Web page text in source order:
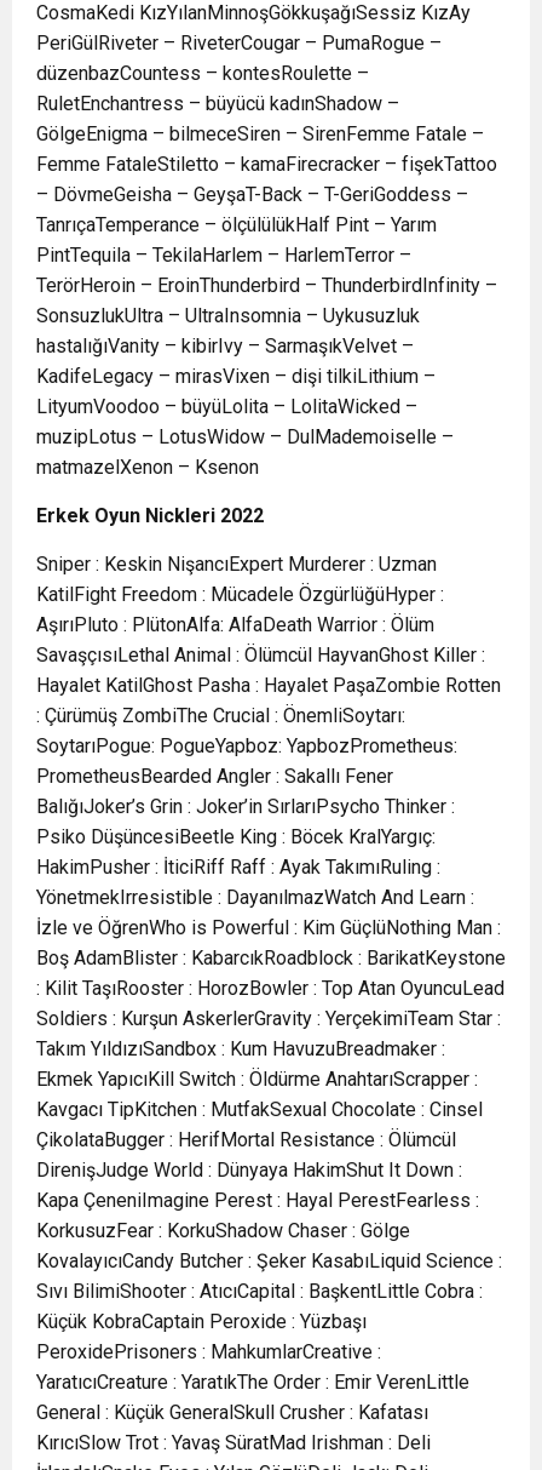
CosmaKedi KızYılanMinnoşGökkuşağıSessiz KızAy
PeriGülRiveter – RiveterCougar – PumaRogue –
düzenbazCountess – kontesRoulette –
RuletEnchantress – büyücü kadınShadow –
GölgeEnigma – bilmeceSiren – SirenFemme Fatale –
Femme FataleStiletto – kamaFirecracker – fişekTattoo
– DövmeGeisha – GeyşaT-Back – T-GeriGoddess –
TanrıçaTemperance – ölçülülükHalf Pint – Yarım
PintTequila – TekilaHarlem – HarlemTerror –
TerörHeroin – EroinThunderbird – ThunderbirdInfinity –
SonsuzlukUltra – UltraInsomnia – Uykusuzluk
hastalığıVanity – kibirIvy – SarmaşıkVelvet –
KadifeLegacy – mirasVixen – dişi tilkiLithium –
LityumVoodoo – büyüLolita – LolitaWicked –
muzipLotus – LotusWidow – DulMademoiselle –
matmazelXenon – Ksenon
Erkek Oyun Nickleri 2022
Sniper : Keskin NişancıExpert Murderer : Uzman
KatilFight Freedom : Mücadele ÖzgürlüğüHyper :
AşırıPluto : PlütonAlfa: AlfaDeath Warrior : Ölüm
SavaşçısıLethal Animal : Ölümcül HayvanGhost Killer :
Hayalet KatilGhost Pasha : Hayalet PaşaZombie Rotten
: Çürümüş ZombiThe Crucial : ÖnemliSoytarı:
SoytarıPogue: PogueYapboz: YapbozPrometheus:
PrometheusBearded Angler : Sakallı Fener
BalığıJoker’s Grin : Joker’in SırlarıPsycho Thinker :
Psiko DüşüncesiBeetle King : Böcek KralYargıç:
HakimPusher : İticiRiff Raff : Ayak TakımıRuling :
YönetmekIrresistible : DayanılmazWatch And Learn :
İzle ve ÖğrenWho is Powerful : Kim GüçlüNothing Man :
Boş AdamBlister : KabarcıkRoadblock : BarikatKeystone
: Kilit TaşıRooster : HorozBowler : Top Atan OyuncuLead
Soldiers : Kurşun AskerlerGravity : YerçekimiTeam Star :
Takım YıldızıSandbox : Kum HavuzuBreadmaker :
Ekmek YapıcıKill Switch : Öldürme AnahtarıScrapper :
Kavgacı TipKitchen : MutfakSexual Chocolate : Cinsel
ÇikolataBugger : HerifMortal Resistance : Ölümcül
DirenişJudge World : Dünyaya HakimShut It Down :
Kapa ÇeneniImagine Perest : Hayal PerestFearless :
KorkusuzFear : KorkuShadow Chaser : Gölge
KovalayıcıCandy Butcher : Şeker KasabıLiquid Science :
Sıvı BilimiShooter : AtıcıCapital : BaşkentLittle Cobra :
Küçük KobraCaptain Peroxide : Yüzbaşı
PeroxidePrisoners : MahkumlarCreative :
YaratıcıCreature : YaratıkThe Order : Emir VerenLittle
General : Küçük GeneralSkull Crusher : Kafatası
KırıcıSlow Trot : Yavaş SüratMad Irishman : Deli